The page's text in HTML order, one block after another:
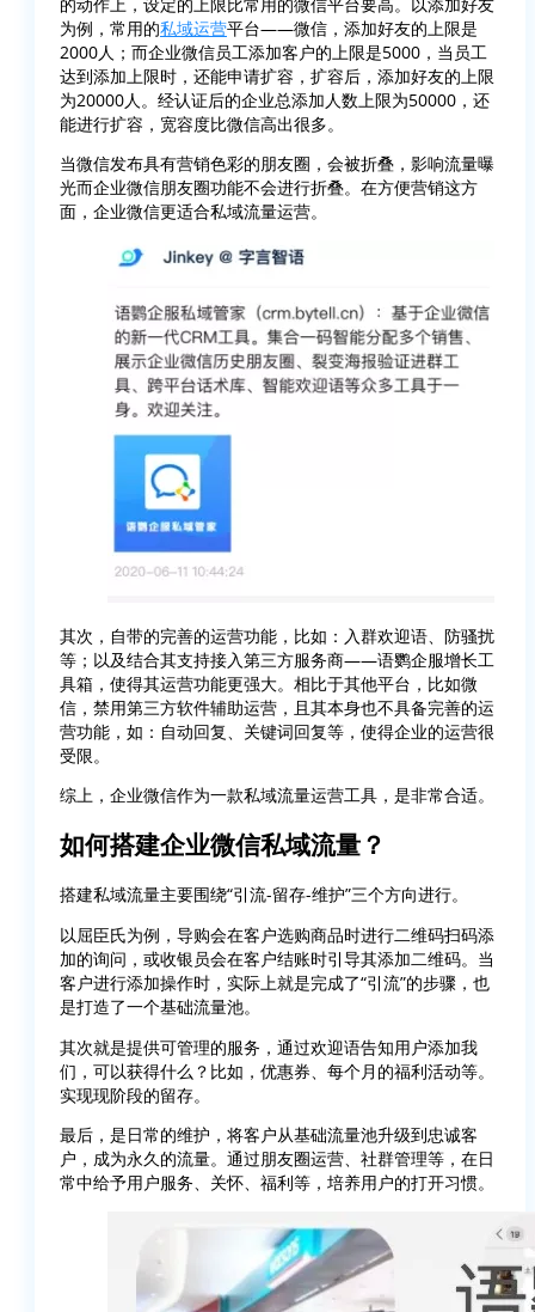
为例，常用的私域运营平台——微信，添加好友的上限是
2000人；而企业微信员工添加客户的上限是5000，当员工
达到添加上限时，还能申请扩容，扩容后，添加好友的上限
为20000人。经认证后的企业总添加人数上限为50000，还
能进行扩容，宽容度比微信高出很多。
当微信发布具有营销色彩的朋友圈，会被折叠，影响流量曝
光而企业微信朋友圈功能不会进行折叠。在方便营销这方
面，企业微信更适合私域流量运营。
其次，自带的完善的运营功能，比如：入群欢迎语、防骚扰
等；以及结合其支持接入第三方服务商——语鹦企服增长工
具箱，使得其运营功能更强大。相比于其他平台，比如微
信，禁用第三方软件辅助运营，且其本身也不具备完善的运
营功能，如：自动回复、关键词回复等，使得企业的运营很
受限。
综上，企业微信作为一款私域流量运营工具，是非常合适。
如何搭建企业微信私域流量？
搭建私域流量主要围绕“引流-留存-维护”三个方向进行。
以屈臣氏为例，导购会在客户选购商品时进行二维码扫码添
加的询问，或收银员会在客户结账时引导其添加二维码。当
客户进行添加操作时，实际上就是完成了“引流”的步骤，也
是打造了一个基础流量池。
其次就是提供可管理的服务，通过欢迎语告知用户添加我
们，可以获得什么？比如，优惠券、每个月的福利活动等。
实现现阶段的留存。
最后，是日常的维护，将客户从基础流量池升级到忠诚客
户，成为永久的流量。通过朋友圈运营、社群管理等，在日
常中给予用户服务、关怀、福利等，培养用户的打开习惯。